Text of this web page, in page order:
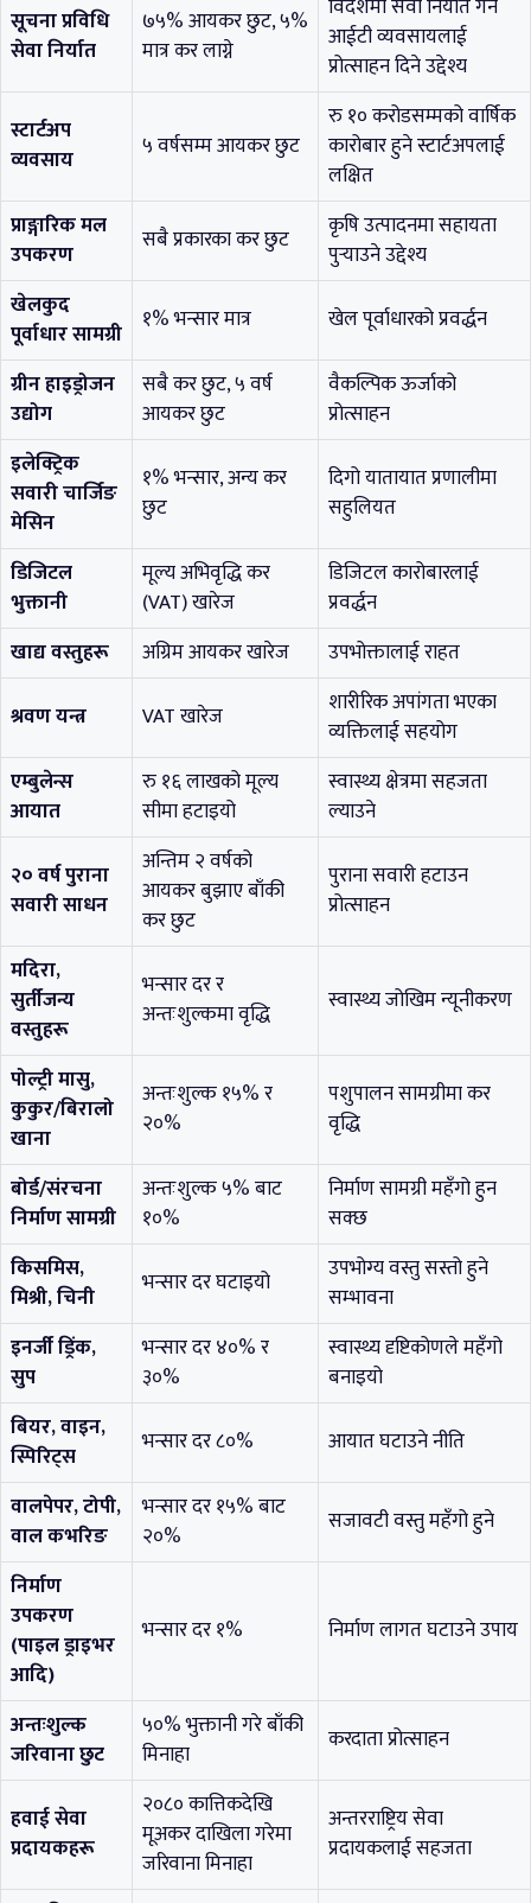
सूचना प्रविधि
सेवा निर्यात
७५% आयकर छुट, ५%
मात्र कर लाग्ने
आईटी व्यवसायलाई
प्रोत्साहन दिने उद्देश्य
स्टार्टअप
व्यवसाय
५ वर्षसम्म आयकर छुट
रु १० करोडसम्मको वार्षिक
कारोबार हुने स्टार्टअपलाई
लक्षित
प्राङ्गारिक मल
उपकरण
सबै प्रकारका कर छुट
कृषि उत्पादनमा सहायता
पुर्‍याउने उद्देश्य
खेलकुद
पूर्वाधार सामग्री
१% भन्सार मात्र
खेल पूर्वाधारको प्रवर्द्धन
ग्रीन हाइड्रोजन
उद्योग
सबै कर छुट, ५ वर्ष
आयकर छुट
वैकल्पिक ऊर्जाको
प्रोत्साहन
इलेक्ट्रिक
सवारी चार्जिङ
मेसिन
१% भन्सार, अन्य कर
छुट
दिगो यातायात प्रणालीमा
सहुलियत
डिजिटल
भुक्तानी
मूल्य अभिवृद्धि कर
(VAT) खारेज
डिजिटल कारोबारलाई
प्रवर्द्धन
खाद्य वस्तुहरू
अग्रिम आयकर खारेज
उपभोक्तालाई राहत
श्रवण यन्त्र
VAT खारेज
शारीरिक अपांगता भएका
व्यक्तिलाई सहयोग
एम्बुलेन्स
आयात
रु १६ लाखको मूल्य
सीमा हटाइयो
स्वास्थ्य क्षेत्रमा सहजता
ल्याउने
२० वर्ष पुराना
सवारी साधन
अन्तिम २ वर्षको
आयकर बुझाए बाँकी
कर छुट
पुराना सवारी हटाउन
प्रोत्साहन
मदिरा,
सुर्तीजन्य
वस्तुहरू
भन्सार दर र
अन्तःशुल्कमा वृद्धि
स्वास्थ्य जोखिम न्यूनीकरण
पोल्ट्री मासु,
कुकुर/बिरालो
खाना
अन्तःशुल्क १५% र
२०%
पशुपालन सामग्रीमा कर
वृद्धि
बोर्ड/संरचना
निर्माण सामग्री
अन्तःशुल्क ५% बाट
१०%
निर्माण सामग्री महँगो हुन
सक्छ
किसमिस,
मिश्री, चिनी
भन्सार दर घटाइयो
उपभोग्य वस्तु सस्तो हुने
सम्भावना
इनर्जी ड्रिंक,
सुप
भन्सार दर ४०% र
३०%
स्वास्थ्य दृष्टिकोणले महँगो
बनाइयो
बियर, वाइन,
स्पिरिट्स
भन्सार दर ८०%
आयात घटाउने नीति
वालपेपर, टोपी,
वाल कभरिङ
भन्सार दर १५% बाट
२०%
सजावटी वस्तु महँगो हुने
निर्माण
उपकरण
(पाइल ड्राइभर
आदि)
भन्सार दर १% निर्माण लागत घटाउने उपाय
अन्तःशुल्क
जरिवाना छुट
५०% भुक्तानी गरे बाँकी
मिनाहा
करदाता प्रोत्साहन
हवाई सेवा
प्रदायकहरू
२०८० कात्तिकदेखि
मूअकर दाखिला गरेमा
जरिवाना मिनाहा
अन्तरराष्ट्रिय सेवा
प्रदायकलाई सहजता